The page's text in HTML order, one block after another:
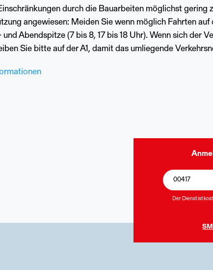
durch die Bauarbeiten möglichst gering
angewiesen: Meiden Sie wenn möglich Fahrten
und Abendspitze (7 bis 8, 17 bis 18 Uhr). Wenn sich der
Sie bitte auf der A1, damit das umliegende
Der Dienst ist